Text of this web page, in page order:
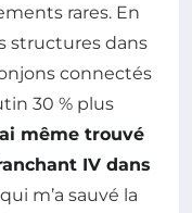
rares. En
structures dans
connectés
30 % plus
même trouvé
IV dans
m’a sauvé la